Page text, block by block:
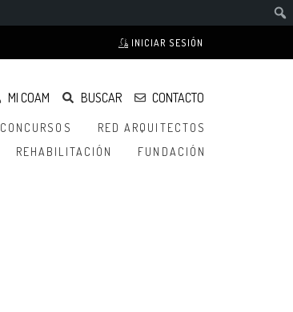
INICIAR SESIÓN
MI COAM BUSCAR CONTACTO
CONCURSOS
RED ARQUITECTOS
REHABILITACIÓN FUNDACIÓN